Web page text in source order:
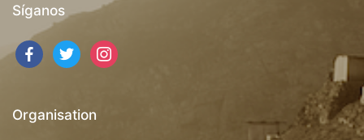
Síganos
facebooktwitter instagram
Organisation